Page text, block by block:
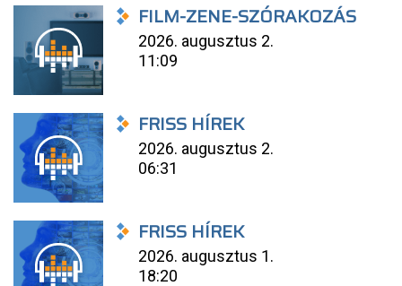
FILM-ZENE-SZÓRAKOZÁS
2026. augusztus 2.
11:09
FRISS HÍREK
2026. augusztus 2.
06:31
FRISS HÍREK
2026. augusztus 1.
18:20